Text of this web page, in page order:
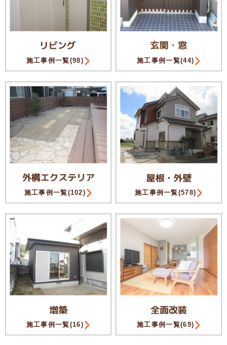
施工事例一覧(98) 施工事例一覧(44)
施工事例一覧(102) 施工事例一覧(578)
施工事例一覧(16) 施工事例一覧(69)